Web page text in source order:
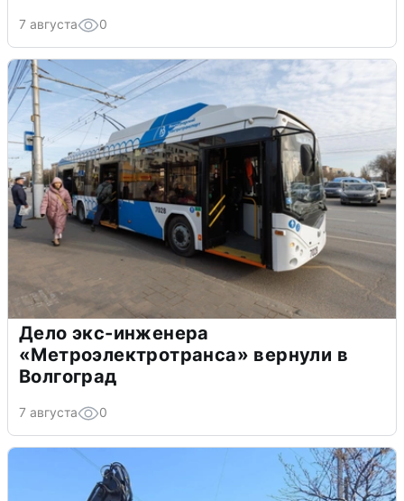
7 августа 0
Дело экс-инженера
«Метроэлектротранса» вернули в
Волгоград
7 августа 0